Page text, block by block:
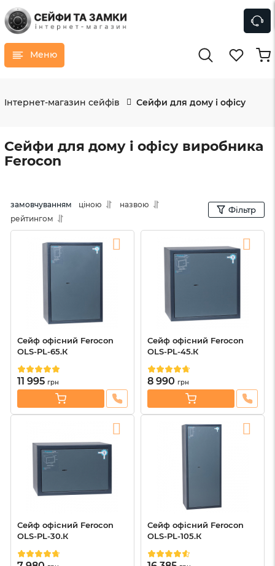
Меню
Інтернет-магазин сейфів Сейфи для дому і офісу
Сейфи для дому і офісу виробника
Ferocon
замовчуванням ціною
назвою
рейтингом
Фільтр
Сейф офісний Ferocon
OLS-PL-65.К
11 995 грн
Сейф офісний Ferocon
OLS-PL-45.К
8 990 грн
Сейф офісний Ferocon
OLS-PL-30.К
Сейф офісний Ferocon
OLS-PL-105.К